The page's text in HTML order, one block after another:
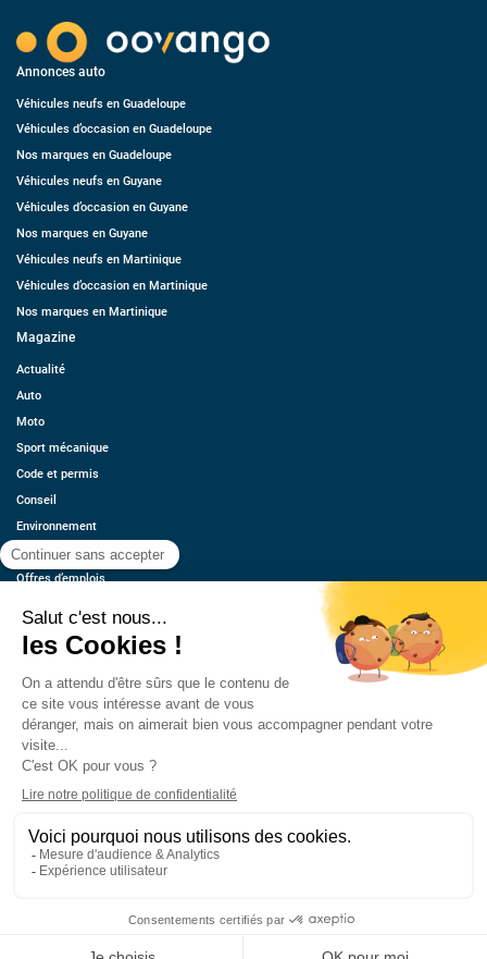
Annonces auto
Véhicules neufs en Guadeloupe
Véhicules d’occasion en Guadeloupe
Nos marques en Guadeloupe
Véhicules neufs en Guyane
Véhicules d’occasion en Guyane
Nos marques en Guyane
Véhicules neufs en Martinique
Véhicules d’occasion en Martinique
Nos marques en Martinique
Magazine
Actualité
Auto
Moto
Sport mécanique
Code et permis
Conseil
Environnement
Économie
Offres d’emplois
Contact
Estimez votre voiture
Mentions légales
CGU